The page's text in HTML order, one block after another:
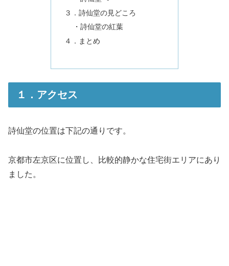
３．詩仙堂の見どころ
・詩仙堂の紅葉
４．まとめ
１．アクセス
詩仙堂の位置は下記の通りです。
京都市左京区に位置し、比較的静かな住宅街エリアにあり
ました。